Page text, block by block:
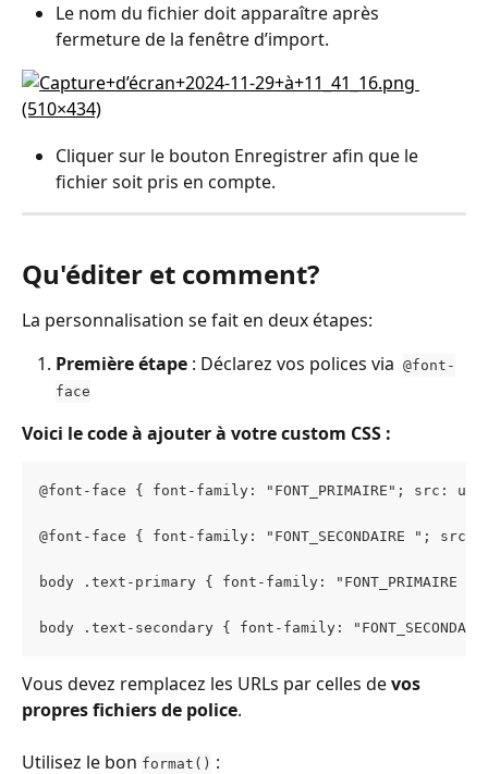
Le nom du fichier doit apparaître après
fermeture de la fenêtre d’import.
Cliquer sur le bouton Enregistrer afin que le
fichier soit pris en compte.
Qu'éditer et comment?
La personnalisation se fait en deux étapes:
Première étape : Déclarez vos polices via @font-
face
Voici le code à ajouter à votre custom CSS :
@font-face { font-family: "FONT_PRIMAIRE"; src:
@font-face { font-family: "FONT_SECONDAIRE ";
body .text-primary { font-family: "FONT_PRIMAIRE
body .text-secondary { font-family:
Vous devez remplacez les URLs par celles de vos
propres fichiers de police.
Utilisez le bon format() :